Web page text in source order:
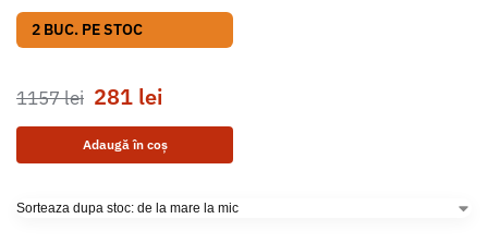
2 BUC. PE STOC
1157lei 281 lei
Adaugă în coș